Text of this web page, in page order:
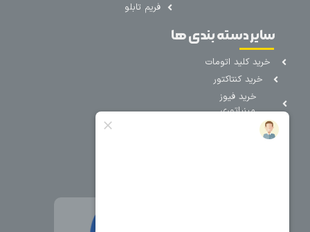
فریم تابلو
سایر دسته بندی ها
خرید کلید اتومات
خرید کنتاکتور
خرید فیوز
مینیاتوری
خرید میکرو